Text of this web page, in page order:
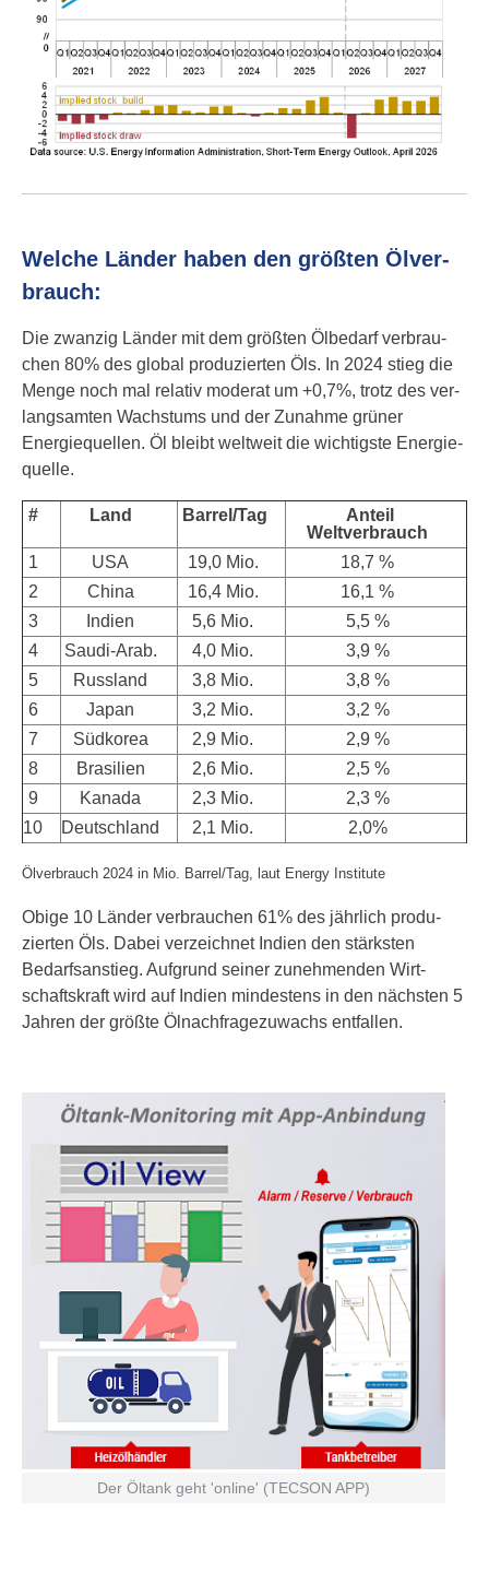
Welche Länder haben den größten Ölver­
brauch:
Die zwanzig Länder mit dem größten Ölbedarf ver­brau­
chen 80% des global produ­zierten Öls. In 2024 stieg die
Menge noch mal relativ moderat um +0,7%, trotz des ver­
lang­sam­ten Wachs­tums und der Zunahme grüner
Energie­quellen. Öl bleibt weltweit die wich­tigste Energie­
quelle.
# Land Barrel/Tag
Anteil
Weltverbrauch
1
USA 19,0 Mio.
18,7 %
2
China 16,4 Mio.
16,1 %
3
Indien 5,6 Mio.
5,5 %
4
Saudi-Arab. 4,0 Mio.
3,9 %
5
Russland 3,8 Mio.
3,8 %
6
Japan 3,2 Mio.
3,2 %
7
Südkorea 2,9 Mio.
2,9 %
8
Brasilien 2,6 Mio.
2,5 %
9
Kanada 2,3 Mio.
2,3 %
10
Deutschland 2,1 Mio. 2,0%
Ölver­brauch 2024 in Mio. Barrel/Tag, laut Energy Institute
Obige 10 Länder verbrau­chen 61% des jährlich produ­
zierten Öls. Dabei verzeichnet Indien den stärk­sten
Bedarfs­an­stieg. Aufgrund seiner zuneh­menden Wirt­
schafts­kraft wird auf Indien mindes­tens in den nächsten 5
Jahren der größte Ölnach­frage­zuwachs ent­fallen.
Der Öltank geht 'online' (TECSON APP)